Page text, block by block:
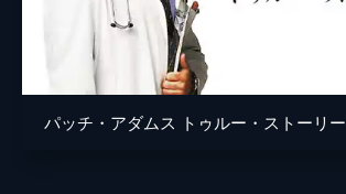
パッチ・アダムス トゥルー・ストーリー